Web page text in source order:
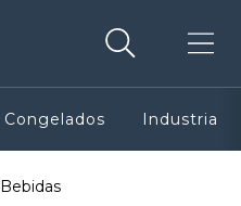
Congelados Industria
Bebidas